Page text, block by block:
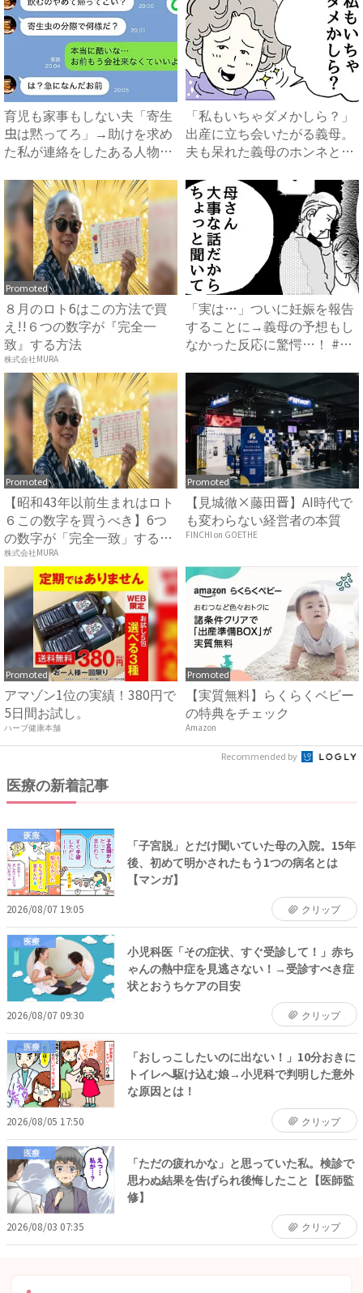
育児も家事もしない夫「寄生
虫は黙ってろ」→助けを求め
た私が連絡をしたある人物と
「私もいちゃダメかしら？」
出産に立ち会いたがる義母。
夫も呆れた義母のホンネと
Promoted
８月のロト6はこの方法で買
え!!６つの数字が『完全一
致』する方法
株式会社MURA
「実は…」ついに妊娠を報告
することに→義母の予想もし
なかった反応に驚愕…！ #
Promoted
【昭和43年以前生まれはロト
６この数字を買うべき】6つ
の数字が「完全一致」する
方...
株式会社MURA
Promoted
【見城徹×藤田晋】AI時代で
も変わらない経営者の本質
FINCHI on GOETHE
Promoted
アマゾン1位の実績！380円で
5日間お試し。
ハーブ健康本舗
Promoted
【実質無料】らくらくベビー
の特典をチェック
Amazon
Recommended by
医療の新着記事
医療
「子宮脱」とだけ聞いていた母の入院。15年
後、初めて明かされたもう1つの病名とは
【マンガ】
2026/08/07 19:05 クリップ
医療
小児科医「その症状、すぐ受診して！」赤ち
ゃんの熱中症を見逃さない！→受診すべき症
状とおうちケアの目安
2026/08/07 09:30 クリップ
医療
「おしっこしたいのに出ない！」10分おきに
トイレへ駆け込む娘→小児科で判明した意外
な原因とは！
2026/08/05 17:50 クリップ
医療
「ただの疲れかな」と思っていた私。検診で
思わぬ結果を告げられ後悔したこと【医師監
修】
2026/08/03 07:35 クリップ